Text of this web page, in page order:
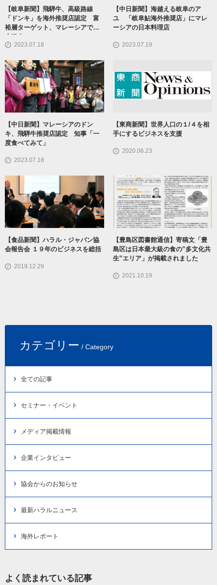
【岐阜新聞】飛騨牛、高級路線
「ドンキ」を海外推奨店認定 富
裕層ターゲット、マレーシアで拡
大狙う
2023.07.18
【中日新聞】海越える岐阜のア
ユ 「岐阜鮎海外推奨店」にマレ
ーシアの日本料理店
2023.07.19
【中日新聞】マレーシアのドン
キ、飛騨牛推奨店認定 知事「一
度食べてみて」
2023.07.18
【東商新聞】世界人口の１/４を相
手にするビジネスを支援
2020.06.23
【食品新聞】ハラル・ジャパン協
会報告会 １９年のビジネスを総括
2019.12.29
【豊島区図書館通信】寄稿文「豊
島区は日本最大級の食の”多文化共
生”エリア」が掲載されました
2021.10.19
カテゴリー / Category
全ての記事
セミナー・イベント
メディア掲載情報
企業インタビュー
協会からのお知らせ
最新ハラルニュース
海外レポート
よく読まれている記事